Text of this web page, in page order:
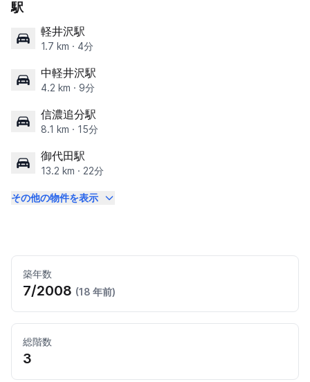
駅
軽井沢駅
1.7 km · 4分
中軽井沢駅
4.2 km · 9分
信濃追分駅
8.1 km · 15分
御代田駅
13.2 km · 22分
その他の物件を表示
築年数
7/2008 (18 年前)
総階数
3